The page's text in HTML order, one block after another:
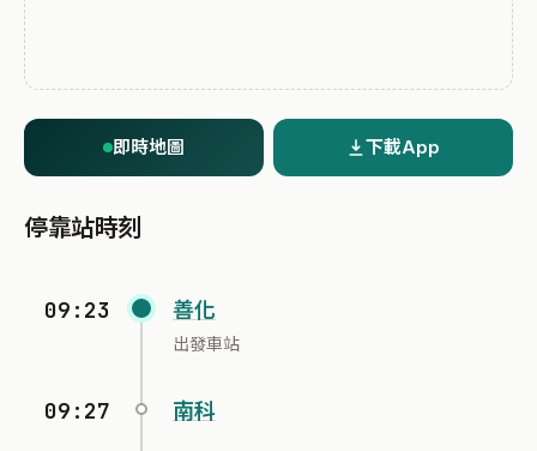
即時地圖 下載App
停靠站時刻
09:23 善化
出發車站
09:27 南科